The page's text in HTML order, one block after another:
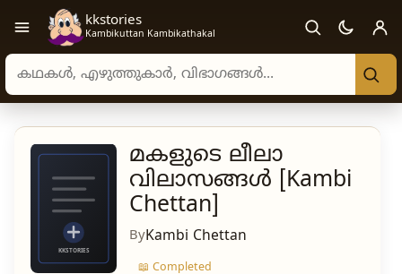
Open navigation menu
kkstories
Kambikuttan Kambikathakal
Search stories, authors, and categories
മകളുടെ ലീലാ
വിലാസങ്ങൾ [Kambi
Chettan]
ByKambi Chettan
📖 Completed